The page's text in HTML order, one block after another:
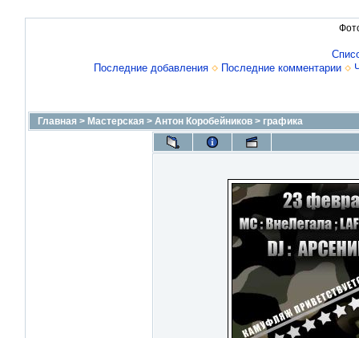
Последние добавления
Последние комментарии
Главная > Мастерская > Антон Коробейников> графика